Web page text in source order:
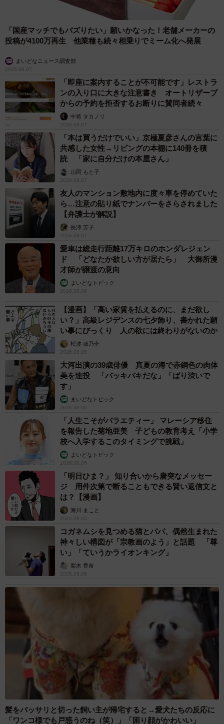
「国産マッチでもバズりたい」願いかなった！老舗メーカーの
投稿が4100万再生 他業種も続々相乗りでミーム化へ発展
まいどなニュース調査部
2026.08.07
「即座に案内することが不可能です」レストラ
ンの入り口に大きな注意書き オートリザーブ
からの予約を拒否するお断りに賛同者続々
中将 タカノリ
2026.08.07
「本は買うだけでいい」京極夏彦さんの言葉に
共感した女性→リビングの本棚に140冊を積
読 「家に自分だけの本屋さん」
山岡 もと子
2026.08.07
友人のマンション敷地内に度々車を停めていた
ら…注意の貼り紙でナンバーをさらされました
【弁護士が解説】
長澤 芳子
2026.08.07
愛車は総走行距離17万キロのホンダレジェン
ド 「どなたか欲しい方が居たら」 大御所漫
才師が譲渡の意向
まいどなトピック
2026.08.06
【漫画】「高い家賃を払えるのに、まだ欲し
い？」高級レジデンスの七夕飾り、書かれた願
い事にびっくり 人の欲には終わりがないのか
松波 穂乃圭
2026.08.06
大河出演の39歳俳優 真夏の海で赤銅色の肉体
美を連投 「バッキバキだな」「ばり渋いで
す」
まいどなトピック
2026.08.06
「人生こそがバラエティー」 マレーシア移住
を報告した菊地亜美 子どもの教育考え「小学
校へ入学するこのタイミングで挑戦」
まいどなトピック
2026.08.06
「明日ひま？」 知り合いから唐突なメッセー
ジ 用件次第で断ることもできる賢い返信文と
は？【漫画】
海川 まこと
2026.08.06
コガネムシを見つめる猫とパパ、偶然生まれた
神々しい構図が「宗教画のよう」と話題 「尊
い」「ていうかライオンキング」
梨木 香奈
2026.08.06
髪をバッサリと切った飼い主が帰宅すると→愛犬たちの反応に
「ワンコ様でも戸惑うのね（笑）」「困り顔がかわいい」